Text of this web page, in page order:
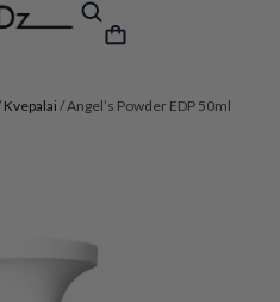
Kvepalai / Angel’s Powder EDP 50ml